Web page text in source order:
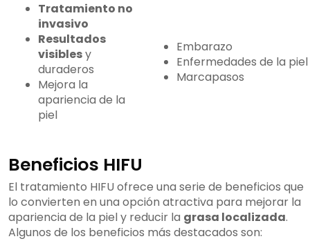
Tratamiento no
invasivo
Resultados
visiblesy
duraderos
Mejora la
apariencia de la
piel
Embarazo
Enfermedades de la piel
Marcapasos
Beneficios HIFU
El tratamiento HIFU ofrece una serie de beneficios que
lo convierten en una opción atractiva para mejorar la
apariencia de la piel y reducir la grasa localizada.
Algunos de los beneficios más destacados son: